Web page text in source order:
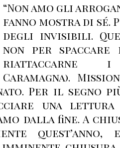
“Non amo gli
fanno mostra di sé.
degli invisibili.
non per
riattaccarne i
Caramagna).
Per il segno
una lettura
dalla fine. A